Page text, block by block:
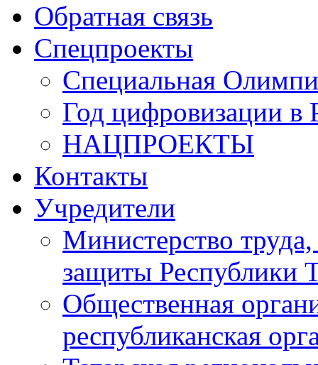
Обратная связь
Спецпроекты
Специальная
Год цифровизации в
НАЦПРОЕКТЫ
Контакты
Учредители
Министерство
защиты Республики
Общественная
республиканская